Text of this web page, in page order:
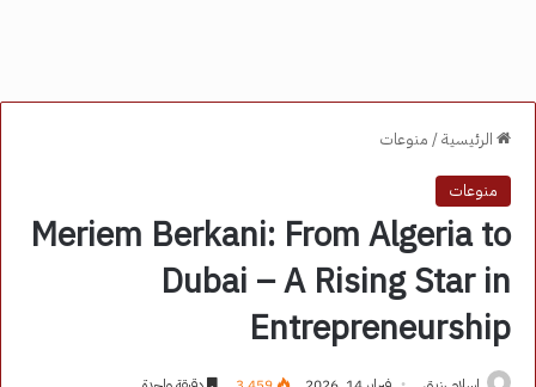
الرئيسية/ منوعات
منوعات
Meriem Berkani: From Algeria to
Dubai – A Rising Star in
Entrepreneurship